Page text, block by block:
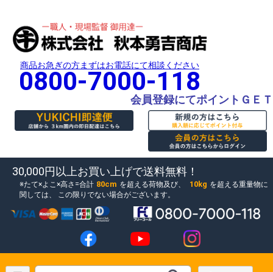
商品お急ぎの方まずはお電話にて相談ください
0800-7000-118
会員登録にてポイントＧＥＴ
30,000円以上お買い上げで送料無料！
たて×よこ×高さ=合計 80cm を超える荷物及び、 10kg を超える重量物に
関しては、
この限りでない場合がございます。